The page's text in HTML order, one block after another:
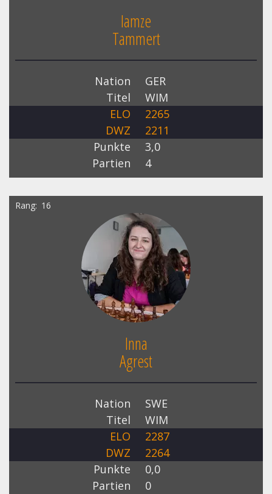
Iamze
Tammert
Nation
GER
Titel
WIM
ELO
2265
DWZ
2211
Punkte
3,0
Partien
4
Rang 16
Inna
Agrest
Nation
SWE
Titel
WIM
ELO
2287
DWZ
2264
Punkte
0,0
Partien
0